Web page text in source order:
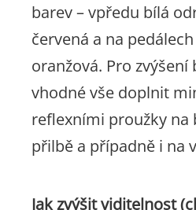
barev – vpředu bílá
červená a na
oranžová. Pro zvýšení
vhodné vše doplnit
reflexními proužky na
přilbě a případně i na
Jak zvýšit viditelnost